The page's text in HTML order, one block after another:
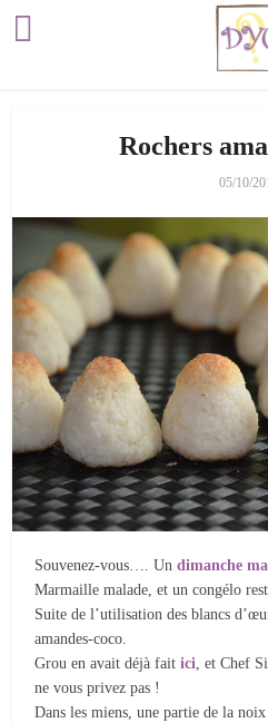
Rochers
05/10/
Souvenez-vous…. Undimanche
Marmaille malade, et un congélo
Suite de l’utilisation des blancs
amandes-coco.
Grou en avait déjà faitici, et Chef
ne vous privez pas !
Dans les miens, une partie de la